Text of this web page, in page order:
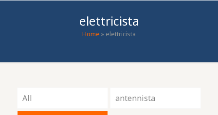
elettricista
Home » elettricista
All antennista